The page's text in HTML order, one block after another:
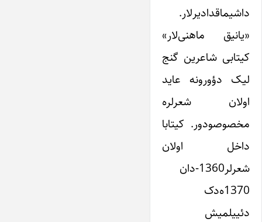
داشیماقدادیرلار.
«یانیق ماهنی‌لار‌»
کیتابی شاعرین گنج
لیک دؤورونه عاید
اولان شعرلره
مخصوصودور. کیتابا
داخل اولان
شعرلر1360-دان
1370ه‌دک
دئییلمیش